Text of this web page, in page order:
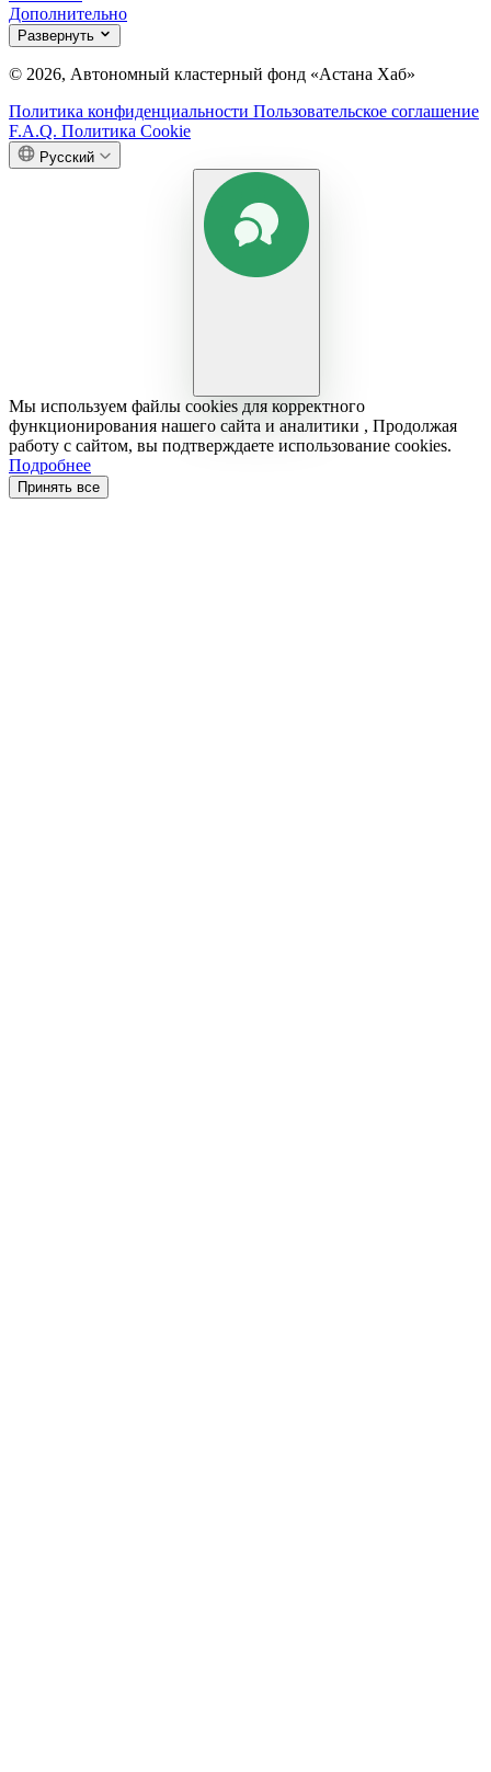
Дополнительно
Развернуть
© 2026, Автономный кластерный фонд «Астана Хаб»
Политика конфиденциальности Пользовательское соглашение
F.A.Q. Политика Cookie
Русский
Мы используем файлы cookies для корректного
функционирования нашего сайта и аналитики , Продолжая
работу с сайтом, вы подтверждаете использование cookies.
Подробнее
Принять все